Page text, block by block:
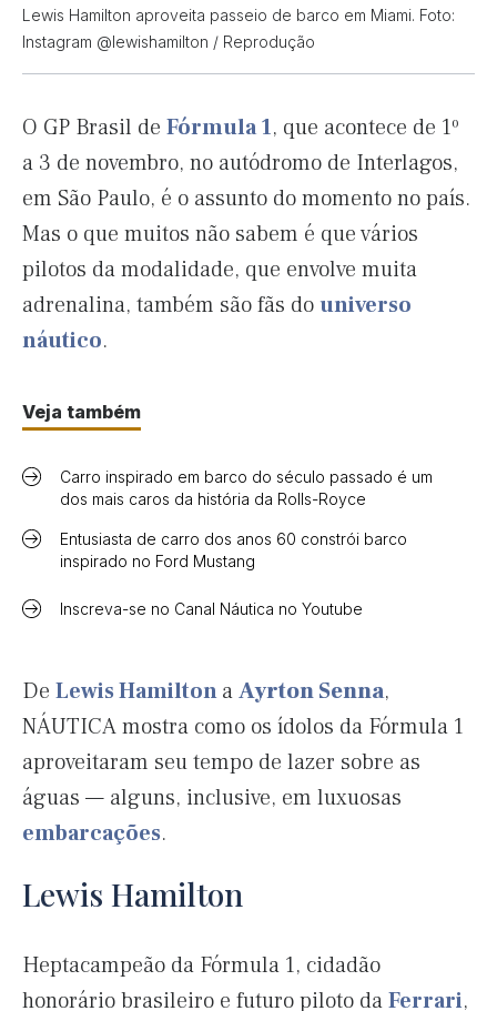
Lewis Hamilton aproveita passeio de barco em Miami. Foto:
Instagram @lewishamilton / Reprodução
O GP Brasil de Fórmula 1, que acontece de 1º
a 3 de novembro, no autódromo de Interlagos,
em São Paulo, é o assunto do momento no país.
Mas o que muitos não sabem é que vários
pilotos da modalidade, que envolve muita
adrenalina, também são fãs douniverso
náutico.
Veja também
Carro inspirado em barco do século passado é um
dos mais caros da história da Rolls-Royce
Entusiasta de carro dos anos 60 constrói barco
inspirado no Ford Mustang
Inscreva-se no Canal Náutica no Youtube
De Lewis HamiltonaAyrton Senna,
NÁUTICA mostra como os ídolos da Fórmula 1
aproveitaram seu tempo de lazer sobre as
águas — alguns, inclusive, em luxuosas
embarcações.
Lewis Hamilton
Heptacampeão da Fórmula 1, cidadão
honorário brasileiro e futuro piloto daFerrari,